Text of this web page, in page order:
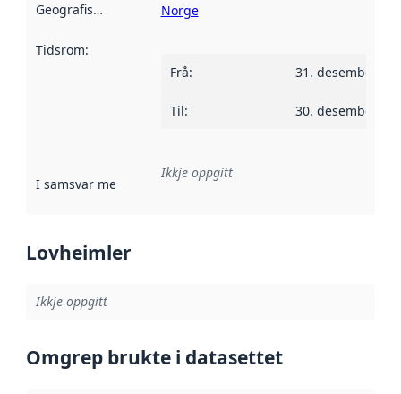
Geografisk område Norge
Tidsrom:
Frå: 31. desember
Til: 30. desember
I samsvar med Referanse til ei implementeringsregel eller
Ikkje oppgitt
Lovheimler
Ikkje oppgitt
Omgrep brukte i datasettet